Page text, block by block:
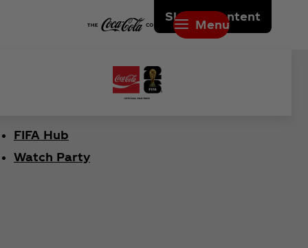
Skip to content
Menu
FIFA Hub
Watch Party